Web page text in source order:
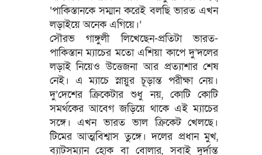
‘পাকিস্তানকে সম্মান করেই বলছি ভারত এখন
লড়াইয়ে অনেক এগিয়ে।’
সৌরভ গাঙ্গুলী লিখেছেন-প্রতিটা ভারত-
পাকিস্তান ম্যাচের মতো এশিয়া কাপে দু’দলের
লড়াই নিয়েও উত্তেজনা আর প্রত্যাশার শেষ
নেই। এ ম্যাচে স্নায়ুর চূড়ান্ত পরীক্ষা নেয়।
দু’দেশের ক্রিকেটার শুধু নয়, কোটি কোটি
সমর্থকের আবেগ জড়িয়ে থাকে এই ম্যাচের
সঙ্গে। এখন ভারত ভাল ক্রিকেট খেলছে।
টিমের আত্মবিশ্বাস তুঙ্গে। দলের প্রধান মুখ,
ব্যাটসম্যান হোক বা বোলার, সবাই দুর্দান্ত